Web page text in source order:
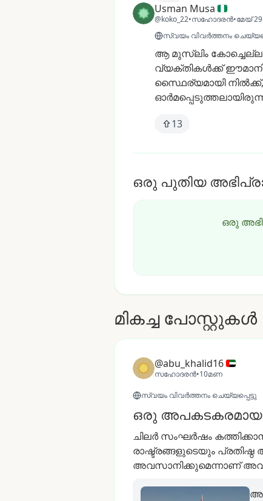
Usman Musa
@koko_22•സഹോദരൻ•മേയ് 29
സ്വയം വിവർത്തനം
ആ മുസ്ലിം
വ്യക്തികൾക്ക്
സ്ഥൈര്യമായി നിൽക്ക്,
13
ഒരു പുതിയ
ഒരു
മികച്ച പോസ്റ്റുകൾ
@abu_khalid16
സഹോദരൻ•10മണ
സ്വയം വിവർത്തനം ചെയ്യപ്പെട്ടു
ഒരു അപകടകരമായ
ചിലർ സംഘർഷം
രാഷ്ട്രങ്ങളുടെയും പ്രതിഷ്ഠ
അവസാനിക്കുമെന്നാണ്